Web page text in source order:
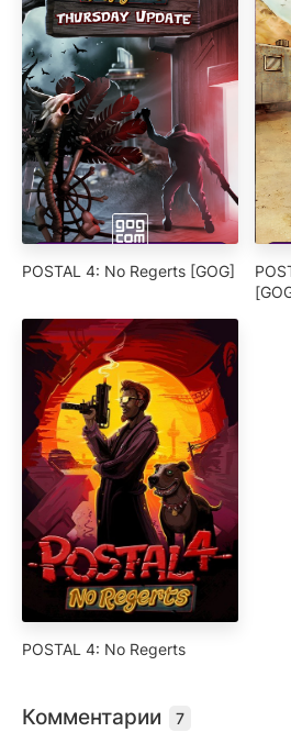
POSTAL 4: No Regerts [GOG]
POSTAL 4: No Regerts
Комментарии 7